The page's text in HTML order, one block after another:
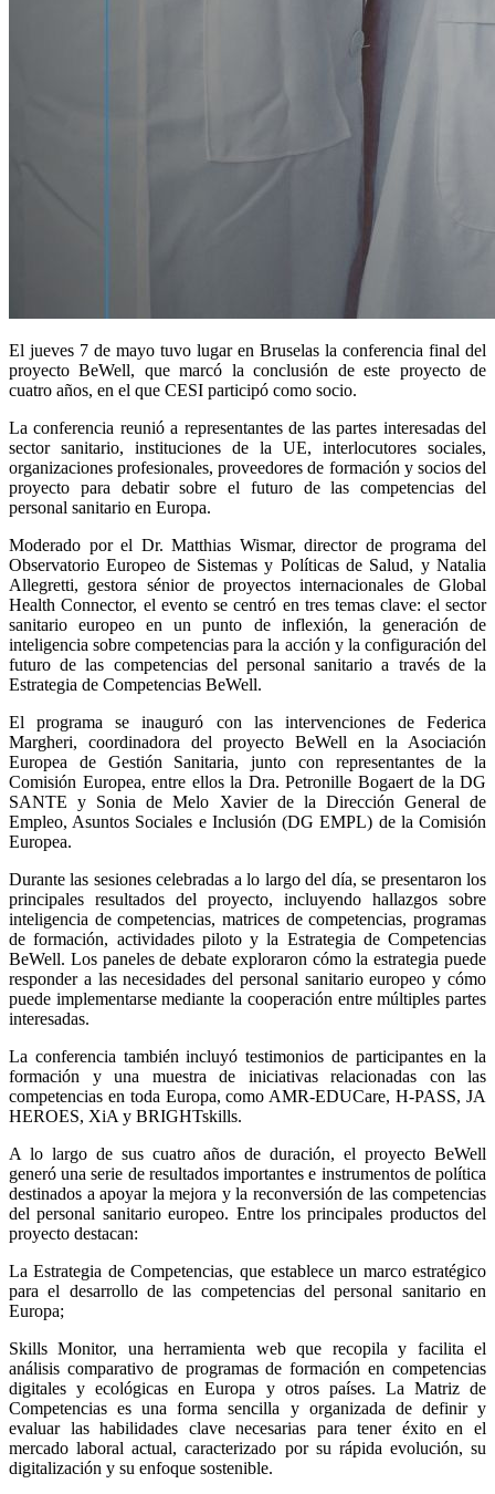
El jueves 7 de mayo tuvo lugar en Bruselas la conferencia final del
proyecto BeWell, que marcó la conclusión de este proyecto de
cuatro años, en el que CESI participó como socio.
La conferencia reunió a representantes de las partes interesadas del
sector sanitario, instituciones de la UE, interlocutores sociales,
organizaciones profesionales, proveedores de formación y socios del
proyecto para debatir sobre el futuro de las competencias del
personal sanitario en Europa.
Moderado por el Dr. Matthias Wismar, director de programa del
Observatorio Europeo de Sistemas y Políticas de Salud, y Natalia
Allegretti, gestora sénior de proyectos internacionales de Global
Health Connector, el evento se centró en tres temas clave: el sector
sanitario europeo en un punto de inflexión, la generación de
inteligencia sobre competencias para la acción y la configuración del
futuro de las competencias del personal sanitario a través de la
Estrategia de Competencias BeWell.
El programa se inauguró con las intervenciones de Federica
Margheri, coordinadora del proyecto BeWell en la Asociación
Europea de Gestión Sanitaria, junto con representantes de la
Comisión Europea, entre ellos la Dra. Petronille Bogaert de la DG
SANTE y Sonia de Melo Xavier de la Dirección General de
Empleo, Asuntos Sociales e Inclusión (DG EMPL) de la Comisión
Europea.
Durante las sesiones celebradas a lo largo del día, se presentaron los
principales resultados del proyecto, incluyendo hallazgos sobre
inteligencia de competencias, matrices de competencias, programas
de formación, actividades piloto y la Estrategia de Competencias
BeWell. Los paneles de debate exploraron cómo la estrategia puede
responder a las necesidades del personal sanitario europeo y cómo
puede implementarse mediante la cooperación entre múltiples partes
interesadas.
La conferencia también incluyó testimonios de participantes en la
formación y una muestra de iniciativas relacionadas con las
competencias en toda Europa, como AMR-EDUCare, H-PASS, JA
HEROES, XiA y BRIGHTskills.
A lo largo de sus cuatro años de duración, el proyecto BeWell
generó una serie de resultados importantes e instrumentos de política
destinados a apoyar la mejora y la reconversión de las competencias
del personal sanitario europeo. Entre los principales productos del
proyecto destacan:
La Estrategia de Competencias, que establece un marco estratégico
para el desarrollo de las competencias del personal sanitario en
Europa;
Skills Monitor, una herramienta web que recopila y facilita el
análisis comparativo de programas de formación en competencias
digitales y ecológicas en Europa y otros países. La Matriz de
Competencias es una forma sencilla y organizada de definir y
evaluar las habilidades clave necesarias para tener éxito en el
mercado laboral actual, caracterizado por su rápida evolución, su
digitalización y su enfoque sostenible.